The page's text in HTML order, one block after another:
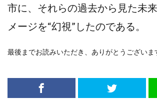
市に、それらの過去から見た未
メージを“幻視”したのである。
最後までお読みいただき、ありがとうございま